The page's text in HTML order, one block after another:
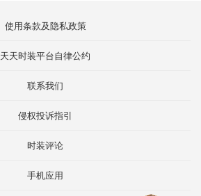
使用条款及隐私政策
天天时装平台自律公约
联系我们
侵权投诉指引
时装评论
手机应用